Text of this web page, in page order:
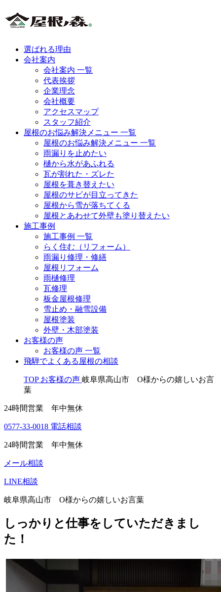
選ばれる理由
会社案内
会社案内 一覧
代表挨拶
企業理念
会社概要
アクセスマップ
スタッフ紹介
屋根のお悩み解決メニュー 一覧
屋根のお悩み解決メニュー 一覧
雨漏りを止めたい
樋から水があふれる
瓦が割れた・ズレた
屋根を葺き替えたい
屋根のサビが目立ってきた
屋根から雪が落ちてくる
屋根とあわせて外壁も塗り替えたい
施工事例
施工事例 一覧
らく住む（リフォーム）
雨漏り修理・修繕
屋根リフォーム
雨樋修理
瓦修理
板金屋根修理
雪止め・融雪設備
屋根塗装
外壁・木部塗装
お客様の声
お客様の声 一覧
飛騨でよくある屋根の相談
TOP お客様の声 岐阜県高山市 O様からの嬉しいお言
葉
24時間営業 年中無休
0577-33-0018 電話相談
24時間営業 年中無休
メール相談
LINE相談
岐阜県高山市 O様からの嬉しいお言葉
しっかりと仕事をしていただきまし
た！